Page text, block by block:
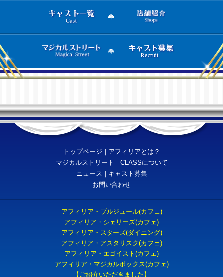
トップページ ｜ アフィリアとは？
マジカルストリート ｜ CLASSについて
ニュース ｜ キャスト募集
お問い合わせ
アフィリア・ブルジュール(カフェ)
アフィリア・シェリーズ(カフェ)
アフィリア・スターズ(ダイニング)
アフィリア・アスタリスク(カフェ)
アフィリア・エゴイスト(カフェ)
アフィリア・マジカルボックス(カフェ)
【ご紹介いただきました】